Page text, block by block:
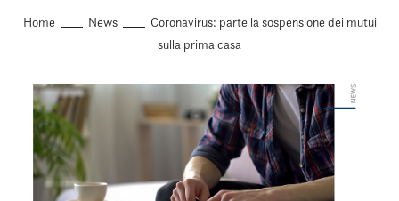
Home News
Coronavirus: parte la sospensione dei mutui
sulla prima casa